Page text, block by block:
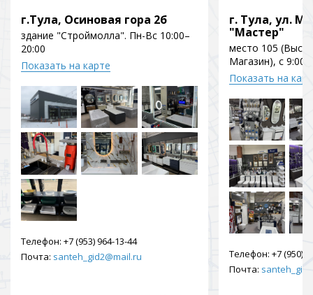
г.Тула, Осиновая гора 2б
здание "Строймолла". Пн-Вс 10:00–
20:00
Показать на карте
Телефон: +7 (953) 964-13-44
Почта: santeh_gid2@mail.ru
г. Тула, ул.
"Мастер"
место 105
Магазин), с 9:00
Показать на
Телефон: +7 (950)
Почта: